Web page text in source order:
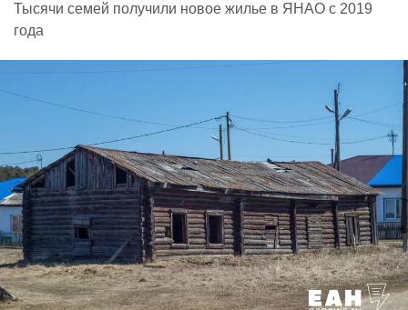
Тысячи семей получили новое жилье в ЯНАО с 2019
года